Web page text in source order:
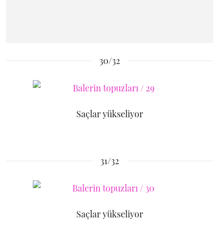
30/32
Saçlar yükseliyor
31/32
Saçlar yükseliyor